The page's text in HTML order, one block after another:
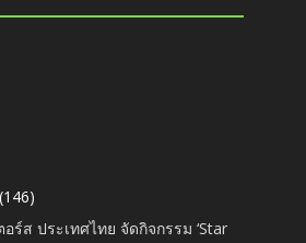
(146)
ร์ส ประเทศไทย จัดกิจกรรม ‘Star